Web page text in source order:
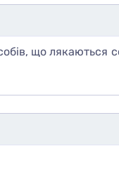
що лякаються